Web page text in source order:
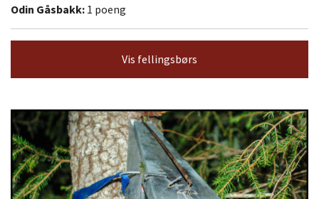
Odin Gåsbakk: 1 poeng
Vis fellingsbørs